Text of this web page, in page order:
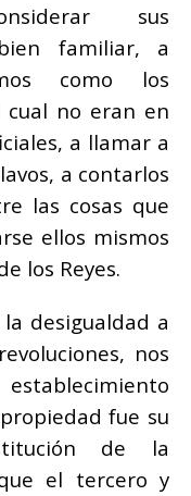
sus
familiar, a
como los
cual no eran en
a llamar a
a contarlos
las cosas que
ellos mismos
los Reyes.
desigualdad a
nos
fue su
de la
el tercero y